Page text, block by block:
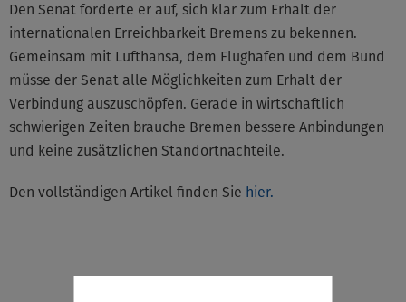
Den Senat forderte er auf, sich klar zum Erhalt der
internationalen Erreichbarkeit Bremens zu bekennen.
Gemeinsam mit Lufthansa, dem Flughafen und dem Bund
müsse der Senat alle Möglichkeiten zum Erhalt der
Verbindung auszuschöpfen. Gerade in wirtschaftlich
schwierigen Zeiten brauche Bremen bessere Anbindungen
und keine zusätzlichen Standortnachteile.
Den vollständigen Artikel finden Sie hier.